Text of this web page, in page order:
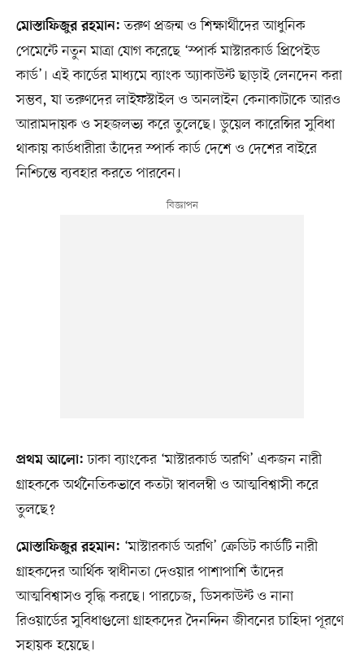
মোস্তাফিজুর রহমান: তরুণ প্রজন্ম ও শিক্ষার্থীদের আধুনিক
পেমেন্টে নতুন মাত্রা যোগ করেছে ‘স্পার্ক মাস্টারকার্ড প্রিপেইড
কার্ড’। এই কার্ডের মাধ্যমে ব্যাংক অ্যাকাউন্ট ছাড়াই লেনদেন করা
সম্ভব, যা তরুণদের লাইফস্টাইল ও অনলাইন কেনাকাটাকে আরও
আরামদায়ক ও সহজলভ্য করে তুলেছে। ডুয়েল কারেন্সির সুবিধা
থাকায় কার্ডধারীরা তাঁদের স্পার্ক কার্ড দেশে ও দেশের বাইরে
নিশ্চিন্তে ব্যবহার করতে পারবেন।
প্রথম আলো: ঢাকা ব্যাংকের ‘মাস্টারকার্ড অরণি’ একজন নারী
গ্রাহককে অর্থনৈতিকভাবে কতটা স্বাবলম্বী ও আত্মবিশ্বাসী করে
তুলছে?
মোস্তাফিজুর রহমান: ‘মাস্টারকার্ড অরণি’ ক্রেডিট কার্ডটি নারী
গ্রাহকদের আর্থিক স্বাধীনতা দেওয়ার পাশাপাশি তাঁদের
আত্মবিশ্বাসও বৃদ্ধি করছে। পারচেজ, ডিসকাউন্ট ও নানা
রিওয়ার্ডের সুবিধাগুলো গ্রাহকদের দৈনন্দিন জীবনের চাহিদা পূরণে
সহায়ক হয়েছে।